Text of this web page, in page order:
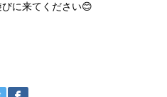
に来てください😊